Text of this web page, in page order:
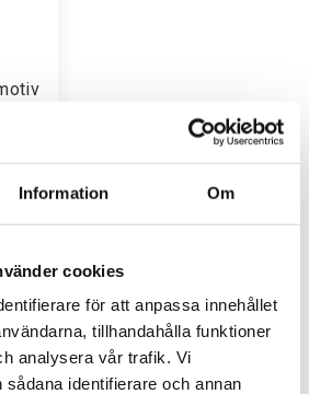
Information Om
cookies
för att anpassa innehållet
tillhandahålla funktioner
analysera vår trafik. Vi
identifierare och annan